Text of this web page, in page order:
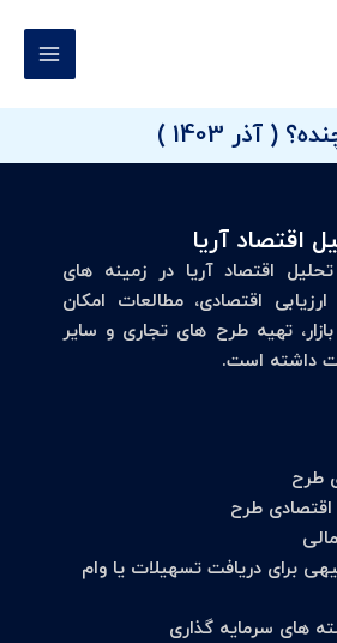
( آذر 1403 )
اقتصاد آریا
اقتصاد آریا در زمینه های
اقتصادی، مطالعات امکان
تهیه طرح های تجاری و سایر
داشته است.
طرح
اقتصادی طرح
برای دریافت تسهیلات یا وام
های سرمایه گذاری